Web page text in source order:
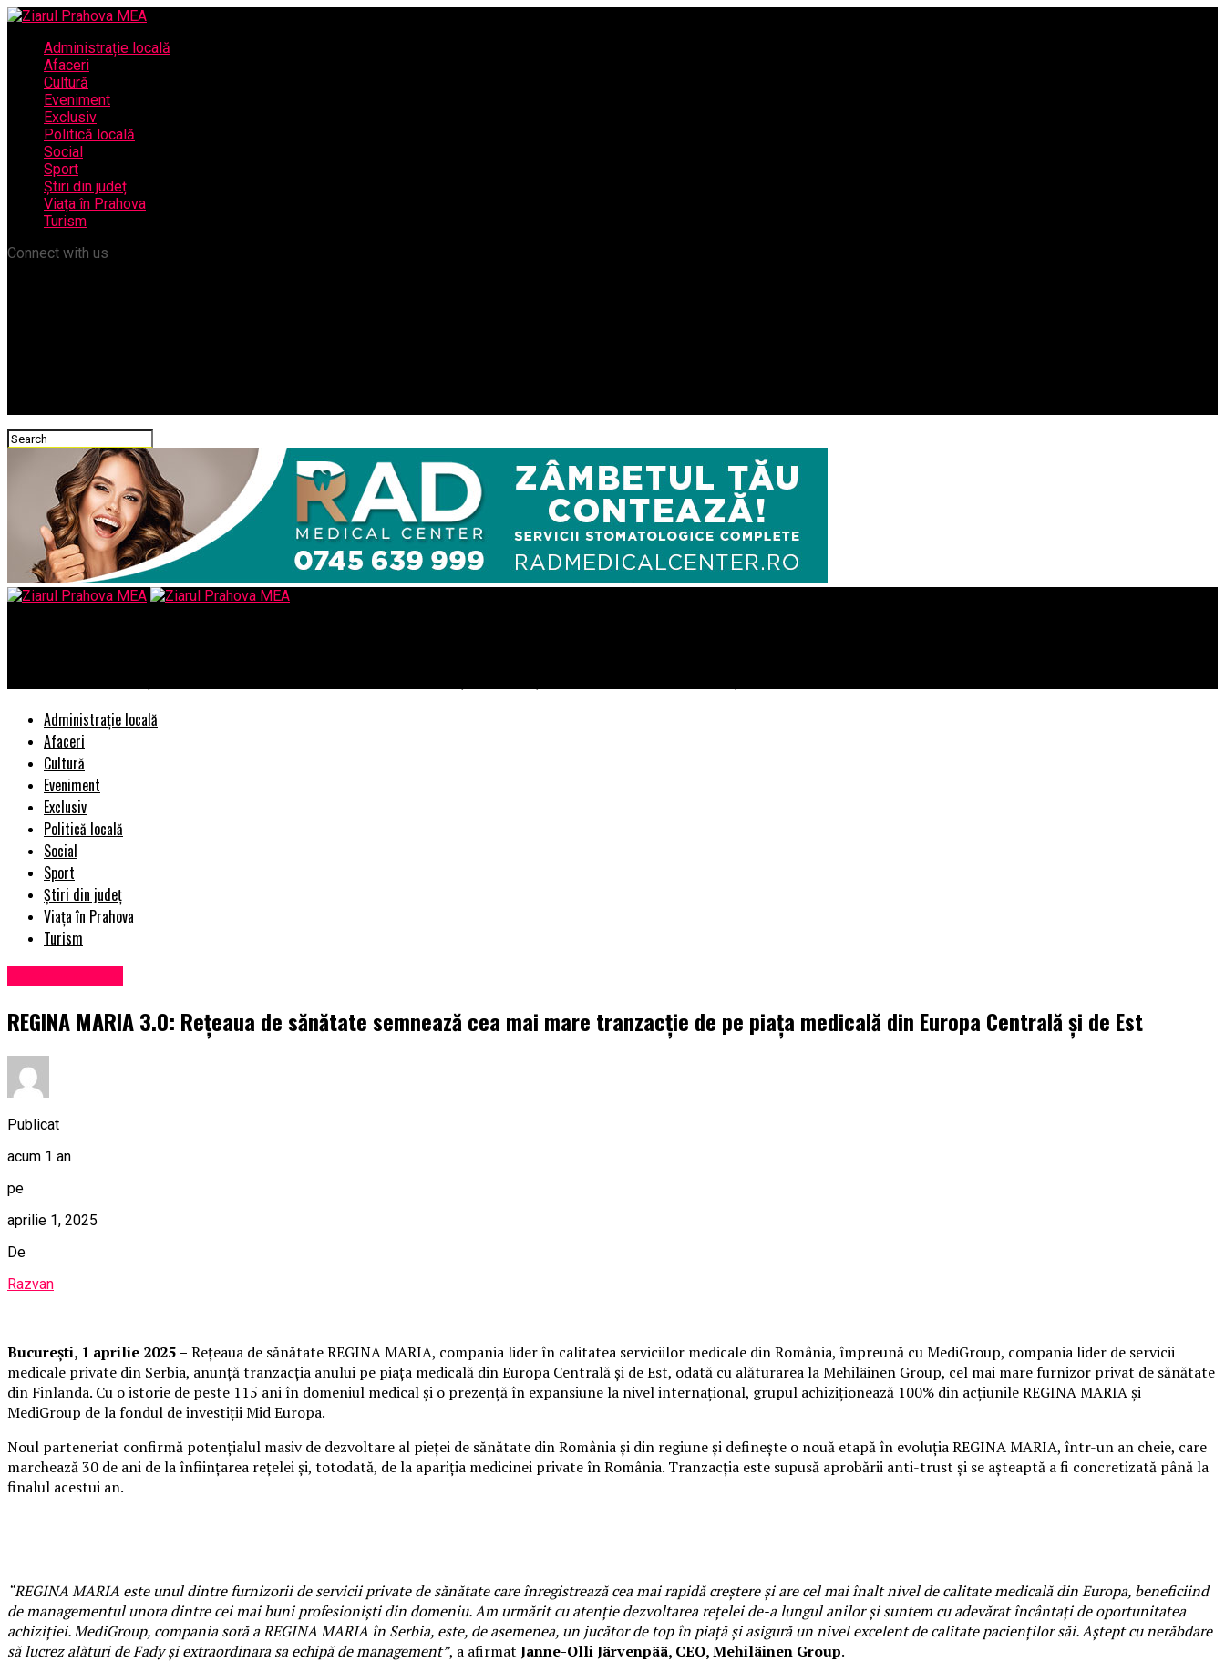
Administrație locală
Afaceri
Cultură
Eveniment
Exclusiv
Politică locală
Social
Sport
Știri din județ
Viața în Prahova
Turism
Connect with us
Administrație locală
Afaceri
Cultură
Eveniment
Exclusiv
Politică locală
Social
Sport
Știri din județ
Viața în Prahova
Turism
REGINA MARIA 3.0: Rețeaua de sănătate semnează cea mai mare tranzacție de pe piața medicală din Europa Centrală și de Est
Publicat
acum 1 an
pe
aprilie 1, 2025
De
Razvan
București, 1 aprilie 2025 – Rețeaua de sănătate REGINA MARIA, compania lider în calitatea serviciilor medicale din România, împreună cu MediGroup, compania lider de servicii
medicale private din Serbia, anunță tranzacția anului pe piața medicală din Europa Centrală și de Est, odată cu alăturarea la Mehiläinen Group, cel mai mare furnizor privat de sănătate
din Finlanda. Cu o istorie de peste 115 ani în domeniul medical și o prezență în expansiune la nivel internațional, grupul achiziționează 100% din acțiunile REGINA MARIA și
MediGroup de la fondul de investiții Mid Europa.
Noul parteneriat confirmă potențialul masiv de dezvoltare al pieței de sănătate din România și din regiune și definește o nouă etapă în evoluția REGINA MARIA, într-un an cheie, care
marchează 30 de ani de la înființarea rețelei și, totodată, de la apariția medicinei private în România. Tranzacția este supusă aprobării anti-trust și se așteaptă a fi concretizată până la
finalul acestui an.
“REGINA MARIA este unul dintre furnizorii de servicii private de sănătate care înregistrează cea mai rapidă creștere și are cel mai înalt nivel de calitate medicală din Europa, beneficiind
de managementul unora dintre cei mai buni profesioniști din domeniu. Am urmărit cu atenție dezvoltarea rețelei de-a lungul anilor și suntem cu adevărat încântați de oportunitatea
achiziției. MediGroup, compania soră a REGINA MARIA în Serbia, este, de asemenea, un jucător de top în piață și asigură un nivel excelent de calitate pacienților săi. Aștept cu nerăbdare
să lucrez alături de Fady și extraordinara sa echipă de management”, a afirmat Janne-Olli Järvenpää, CEO, Mehiläinen Group.